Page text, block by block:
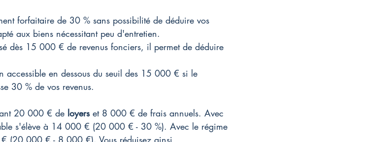
forfaitaire de 30 % sans possibilité de déduire vos
aux biens nécessitant peu d'entretien.
dès 15 000 € de revenus fonciers, il permet de déduire
accessible en dessous du seuil des 15 000 € si le
30 % de vos revenus.
20 000 € de loyers et 8 000 € de frais annuels. Avec
s'élève à 14 000 € (20 000 € - 30 %). Avec le régime
(20 000 € - 8 000 €). Vous réduisez ainsi